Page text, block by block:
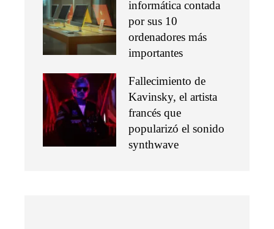
informática contada
por sus 10
ordenadores más
importantes
Fallecimiento de
Kavinsky, el artista
francés que
popularizó el sonido
synthwave